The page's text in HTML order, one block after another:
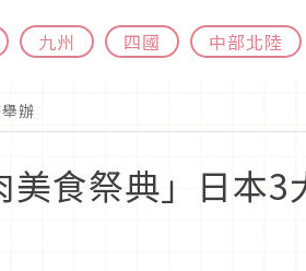
九州 四國 中部北陸
辦
食祭典」日本3